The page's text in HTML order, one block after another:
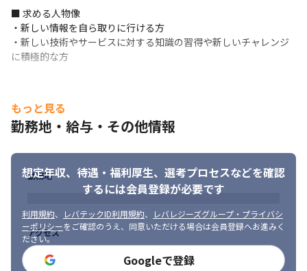
【キャリア支援】
資格取得支援制度…受験費用負担、祝い金あり（5,000円～50,000
円）
・プロジェクトマネージャ試験（PM）：36000円
・PHP技術者認定試験上級：27000円
・Rails技術者認定試験：22000円
・ITサービスマネージャ試験：36000円…など
■ 求める人物像
・新しい情報を自ら取りに行ける方
・新しい技術やサービスに対する知識の習得や新しいチャレンジ
に積極的な方
もっと見る
勤務地・給与・その他情報
想定年収、待遇・福利厚生、 選考プロセスなどを確認
するには会員登録が必要です
利用規約、 レバテックID利用規約、
レバレジーズグループ・プライバシ
ーポリシーをご確認のうえ、同意いただける場合は会員登録へお進みく
ださい。
Googleで登録
勤務地
アクセス